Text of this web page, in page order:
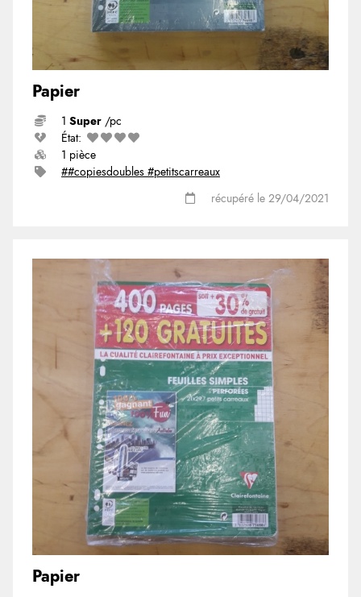
Papier
1 Super /pc
État:
1 pièce
##copiesdoubles #petitscarreaux
récupéré le 29/04/2021
Papier